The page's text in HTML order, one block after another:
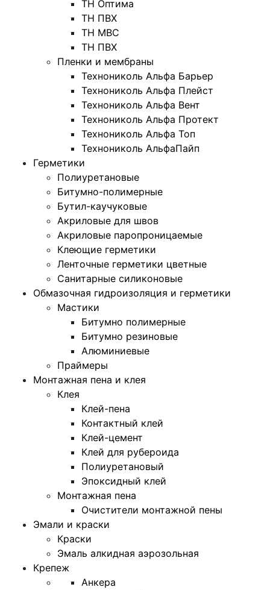
TH Оптима
TH ПВХ
ТН МВС
ТН ПВХ
Пленки и мембраны
Технониколь Альфа Барьер
Технониколь Альфа Плейст
Технониколь Альфа Вент
Технониколь Альфа Протект
Технониколь Альфа Топ
Технониколь АльфаПайп
Герметики
Полиуретановые
Битумно-полимерные
Бутил-каучуковые
Акриловые для швов
Акриловые паропроницаемые
Клеющие герметики
Ленточные герметики цветные
Санитарные силиконовые
Обмазочная гидроизоляция и герметики
Мастики
Битумно полимерные
Битумно резиновые
Алюминиевые
Праймеры
Монтажная пена и клея
Клея
Клей-пена
Контактный клей
Клей-цемент
Клей для рубероида
Полиуретановый
Эпоксидный клей
Монтажная пена
Очистители монтажной пены
Эмали и краски
Краски
Эмаль алкидная аэрозольная
Крепеж
Анкера